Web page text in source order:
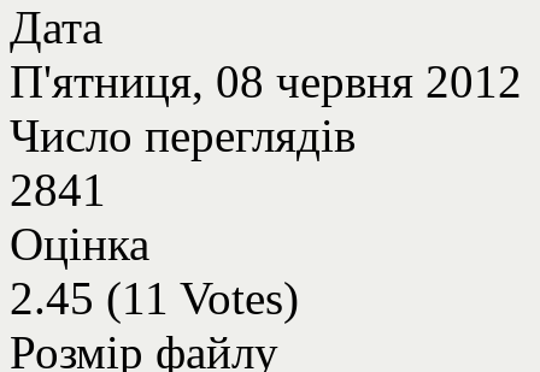
Дата
П'ятниця, 08 червня 2012
Число переглядів
2841
Оцінка
2.45 (11 Votes)
Розмір файлу